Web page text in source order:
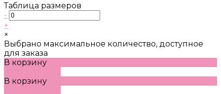
Таблица размеров
-
+
×
Выбрано максимальное количество, доступное
для заказа
В корзину
В корзину